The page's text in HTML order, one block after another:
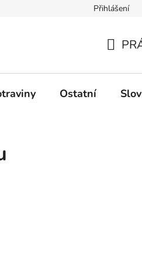
Podmínky ochrany osobních údajů
Přihlášení
KOŠÍK
Ostatní